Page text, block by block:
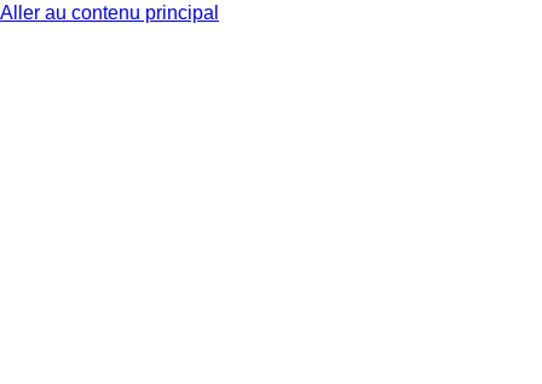
Aller au contenu principal